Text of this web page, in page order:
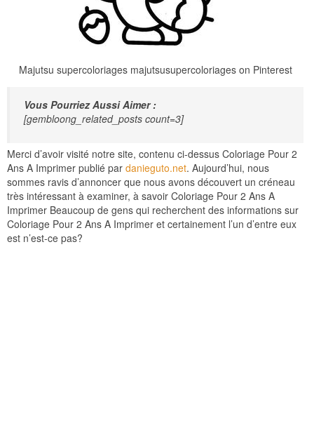
Majutsu supercoloriages majutsusupercoloriages on Pinterest
Vous Pourriez Aussi Aimer :
[gembloong_related_posts count=3]
Merci d’avoir visité notre site, contenu ci-dessus Coloriage Pour 2
Ans A Imprimer publié par danieguto.net. Aujourd’hui, nous
sommes ravis d’annoncer que nous avons découvert un créneau
très intéressant à examiner, à savoir Coloriage Pour 2 Ans A
Imprimer Beaucoup de gens qui recherchent des informations sur
Coloriage Pour 2 Ans A Imprimer et certainement l’un d’entre eux
est n’est-ce pas?